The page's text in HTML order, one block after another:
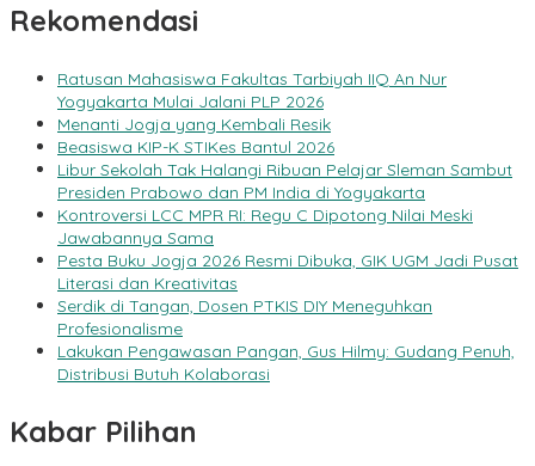
Rekomendasi
Ratusan Mahasiswa Fakultas Tarbiyah IIQ An Nur
Yogyakarta Mulai Jalani PLP 2026
Menanti Jogja yang Kembali Resik
Beasiswa KIP-K STIKes Bantul 2026
Libur Sekolah Tak Halangi Ribuan Pelajar Sleman Sambut
Presiden Prabowo dan PM India di Yogyakarta
Kontroversi LCC MPR RI: Regu C Dipotong Nilai Meski
Jawabannya Sama
Pesta Buku Jogja 2026 Resmi Dibuka, GIK UGM Jadi Pusat
Literasi dan Kreativitas
Serdik di Tangan, Dosen PTKIS DIY Meneguhkan
Profesionalisme
Lakukan Pengawasan Pangan, Gus Hilmy: Gudang Penuh,
Distribusi Butuh Kolaborasi
Kabar Pilihan